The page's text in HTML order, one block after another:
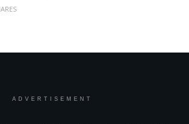
ADVERTISEMENT